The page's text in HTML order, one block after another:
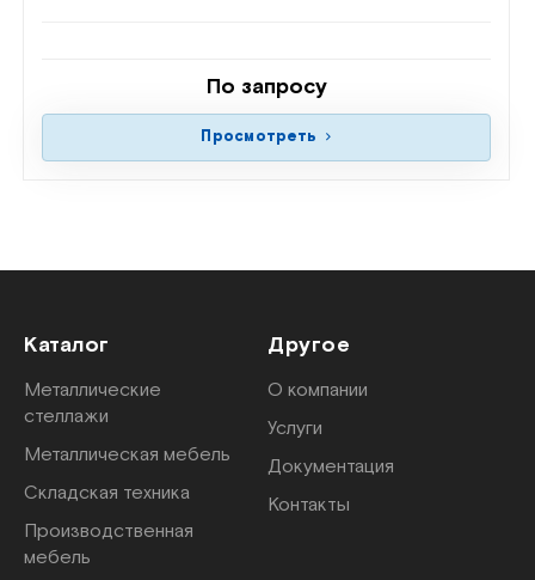
По запросу
Просмотреть
Каталог
Металлические
стеллажи
Металлическая мебель
Складская техника
Производственная
мебель
Другое
О компании
Услуги
Документация
Контакты